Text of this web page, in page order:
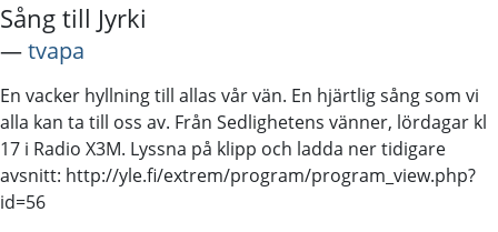
Sång till Jyrki
―tvapa
En vacker hyllning till allas vår vän. En hjärtlig sång som vi
alla kan ta till oss av. Från Sedlighetens vänner, lördagar kl
17 i Radio X3M. Lyssna på klipp och ladda ner tidigare
avsnitt: http://yle.fi/extrem/program/program_view.php?
id=56